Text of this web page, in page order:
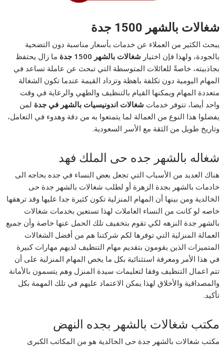
شغالات بالشهر 1500 جدة
يبحث الكثير من العملاء عن خدمات بأسعار مناسبة دون التضحية
بالجودة، ولهذا فإن اختيار شغالات بالشهر 1500 جدة
ما زال يحتفظ
بجاذبيته، خاصةً للعائلات المتوسطة التي تبحث عن عاملة تساعد في
المهام اليومية دون تكلفة باهظة وتزداد القيمة عندما تكون الشغالة
متعددة المهام ويمكنها القيام بالتنظيف والطهي والرعاية في وقت
واحد أيضا، تتوفر خدمات شغالات اندونيسيات بالشهر في جدة لمن
يفضلوا هذا النوع من العمالة لما يتمتعوا به من دقة وهدوء في التعامل،
وتاريخ طويل من الثقة مع الأسر السعودية.
شغاله بالشهر جده حى الملك فهد
هناك العديد من الأسباب التي تجعل بعض النساء في جده بحاجه الى
خادمات بالشهر بجدة الزهرة أو لطلب شغالات بالشهر جدة حى
الخالدية ومن بينها أن المهام المنزلية تكون كثيرة جدا عليها وقد ترهقها
خاصه لو كانت من النساء العاملات لهذا تستعين بخدمات شغالات
بالشهر جدة النزهه لكي تقوم بتخفيف تلك الحمل عنها خاصة وأن جميع
العمالة المنزلية التي توفرها لكم شركتنا هم من أفضل الشغالات
المتميزات الذين يقومون بتقديم مهام التنظيف لديهم مهارات كبيرة
في هذا الأمر ومعرفة استثنائية بكل ما يخص المهام المنزلية على أن
تتم اعمال التنظيف وفقا لتعليمات سيدة المنزل وهم يتسمون بالأمانة
والمصداقية والأخلاق لهذا يمكن الاعتماد عليهم في تلك المهمة بكل
تأكيد.
مكتب شغالات بالشهر بجده النهض
مكتب شغالات بالشهر جدة حى الخالدية هو من المكاتب الكبرى